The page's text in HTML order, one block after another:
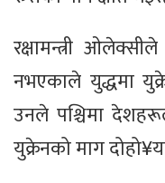
रक्षामन्त्री
नभएकाले युद्धमा
उनले पश्चिमा
युक्रेनको माग